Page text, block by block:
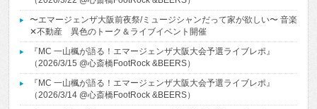
〜エマージェンザ大阪前夜祭/ミュージシャンだって家が欲しい〜 音楽
✕不動産 異色のトーク＆ライブイベント開催
『MC 一山楓が語る！エマージェンザ大阪大会予選ライブレポ』
（2026/3/15 @心斎橋FootRock &BEERS）
『MC 一山楓が語る！エマージェンザ大阪大会予選ライブレポ』
（2026/3/14 @心斎橋FootRock &BEERS）